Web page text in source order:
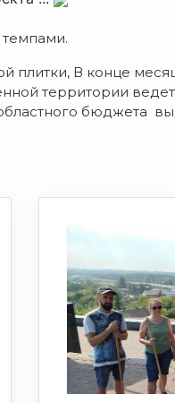
плитки, В конце
территории
бюджета